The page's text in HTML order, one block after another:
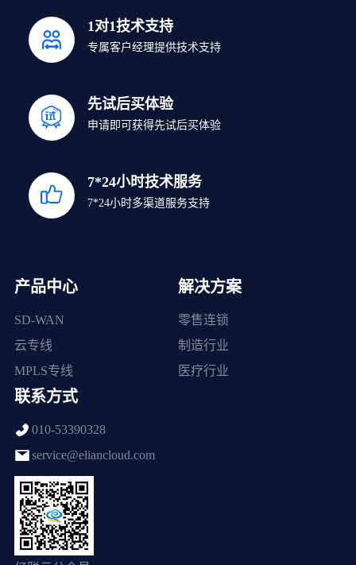
1对1技术支持
专属客户经理提供技术支持
先试后买体验
申请即可获得先试后买体验
7*24小时技术服务
7*24小时多渠道服务支持
产品中心
SD-WAN
云专线
MPLS专线
解决方案
零售连锁
制造行业
医疗行业
联系方式
010-53390328
service@eliancloud.com